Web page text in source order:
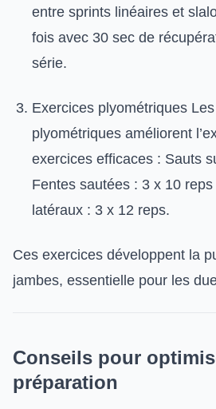
entre sprints linéaires et
fois avec 30 sec de
série.
Exercices plyométriques
plyométriques améliorent
exercices efficaces : Sauts
Fentes sautées : 3 x 10
latéraux : 3 x 12 reps.
Ces exercices développent la
jambes, essentielle pour les
Conseils pour
préparation